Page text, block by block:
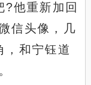
?他重新加回
信头像，几
，和宁钰道